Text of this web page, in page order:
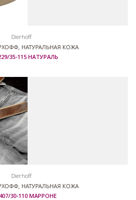
Dierhoff
НАТУРАЛЬНАЯ КОЖА
35-115 НАТУРАЛЬ
Dierhoff
НАТУРАЛЬНАЯ КОЖА
30-110 МАРРОНЕ